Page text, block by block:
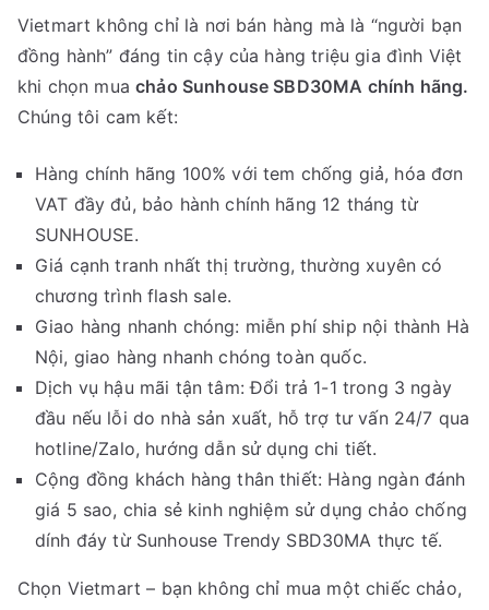
Vietmart không chỉ là nơi bán hàng mà là “người bạn
đồng hành” đáng tin cậy của hàng triệu gia đình Việt
khi chọn muachảo Sunhouse SBD30MA chính hãng.
Chúng tôi cam kết:
Hàng chính hãng 100% với tem chống giả, hóa đơn
VAT đầy đủ, bảo hành chính hãng 12 tháng từ
SUNHOUSE.
Giá cạnh tranh nhất thị trường, thường xuyên có
chương trình flash sale.
Giao hàng nhanh chóng: miễn phí ship nội thành Hà
Nội, giao hàng nhanh chóng toàn quốc.
Dịch vụ hậu mãi tận tâm: Đổi trả 1-1 trong 3 ngày
đầu nếu lỗi do nhà sản xuất, hỗ trợ tư vấn 24/7 qua
hotline/Zalo, hướng dẫn sử dụng chi tiết.
Cộng đồng khách hàng thân thiết: Hàng ngàn đánh
giá 5 sao, chia sẻ kinh nghiệm sử dụng chảo chống
dính đáy từ Sunhouse Trendy SBD30MA thực tế.
Chọn Vietmart – bạn không chỉ mua một chiếc chảo,